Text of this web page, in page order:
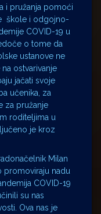
i pružanja pomoći
škole i odgojno-
COVID-19 u
o tome da
ustanove ne
ostvarivanje
jačati svoje
učenika, za
za pružanje
roditeljima u
je kroz
Milan
promoviraju nadu
COVID-19
su nas
Ova nas je